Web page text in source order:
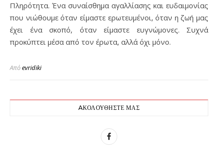
Πληρότητα. Ένα συναίσθημα αγαλλίασης και ευδαιμονίας
που νιώθουμε όταν είμαστε ερωτευμένοι, όταν η ζωή μας
έχει ένα σκοπό, όταν είμαστε ευγνώμονες. Συχνά
προκύπτει μέσα από τον έρωτα, αλλά όχι μόνο.
Απόevridiki
AΚΟΛΟΥΘΉΣΤΕ ΜΑΣ